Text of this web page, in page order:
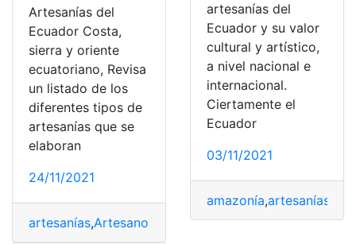
Artesanías del
Ecuador Costa,
sierra y oriente
ecuatoriano, Revisa
un listado de los
diferentes tipos de
artesanías que se
elaboran
24/11/2021
artesanías,Artesanos costa,Ecuador,Oriente
artesanías del
Ecuador y su valor
cultural y artístico,
a nivel nacional e
internacional.
Ciertamente el
Ecuador
03/11/2021
amazonía,artesanías